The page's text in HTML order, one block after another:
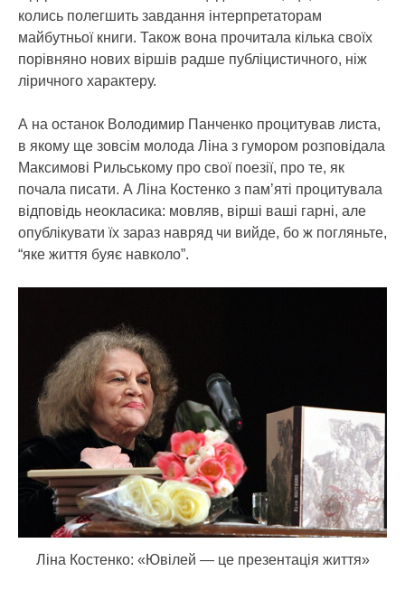
колись полегшить завдання інтерпретаторам
майбутньої книги. Також вона прочитала кілька своїх
порівняно нових віршів радше публіцистичного, ніж
ліричного характеру.
А на останок Володимир Панченко процитував листа,
в якому ще зовсім молода Ліна з гумором розповідала
Максимові Рильському про свої поезії, про те, як
почала писати. А Ліна Костенко з пам’яті процитувала
відповідь неокласика: мовляв, вірші ваші гарні, але
опублікувати їх зараз навряд чи вийде, бо ж погляньте,
“яке життя буяє навколо”.
Ліна Костенко: «Ювілей — це презентація життя»